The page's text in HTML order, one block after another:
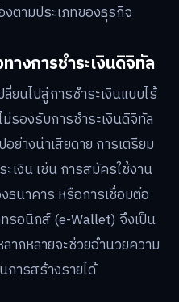
ตามประเภทของธุรกิจ
างการชำระเงินดิจิทัล
ยนไปสู่การชำระเงินแบบไร้
รองรับการชำระเงินดิจิทัล
ย่างน่าเสียดาย การเตรียม
เงิน เช่น การสมัครใช้งาน
ธนาคาร หรือการเชื่อมต่อ
ทรอนิกส์ (e-Wallet) จึงเป็น
ากหลายจะช่วยอำนวยความ
การสร้างรายได้